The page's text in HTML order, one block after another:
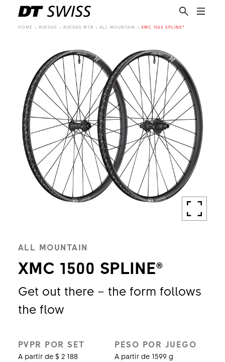
HOME RUEDAS RUEDAS MTB ALL MOUNTAIN XMC 1500 SPLINE®
ALL MOUNTAIN
XMC 1500 SPLINE®
Get out there – the form follows
the flow
PVPR POR SET
A partir de $ 2 188
PESO POR JUEGO
A partir de 1599 g